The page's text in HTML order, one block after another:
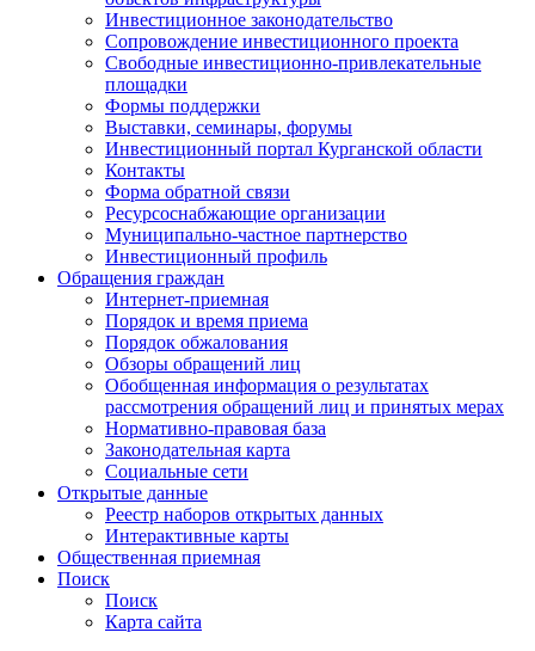
Инвестиционное законодательство
Сопровождение инвестиционного проекта
Свободные инвестиционно-привлекательные
площадки
Формы поддержки
Выставки, семинары, форумы
Инвестиционный портал Курганской области
Контакты
Форма обратной связи
Ресурсоснабжающие организации
Муниципально-частное партнерство
Инвестиционный профиль
Обращения граждан
Интернет-приемная
Порядок и время приема
Порядок обжалования
Обзоры обращений лиц
Обобщенная информация о результатах
рассмотрения обращений лиц и принятых мерах
Нормативно-правовая база
Законодательная карта
Социальные сети
Открытые данные
Реестр наборов открытых данных
Интерактивные карты
Общественная приемная
Поиск
Поиск
Карта сайта